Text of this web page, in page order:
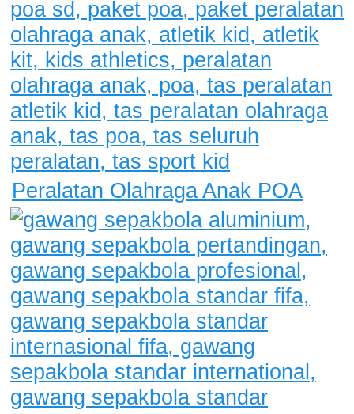
Peralatan Olahraga Anak POA